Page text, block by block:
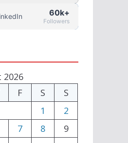
60k+
Followers
2026
F S
S
1
2
7 8
9